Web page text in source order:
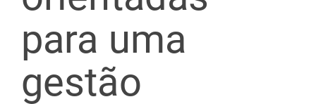
para uma
gestão